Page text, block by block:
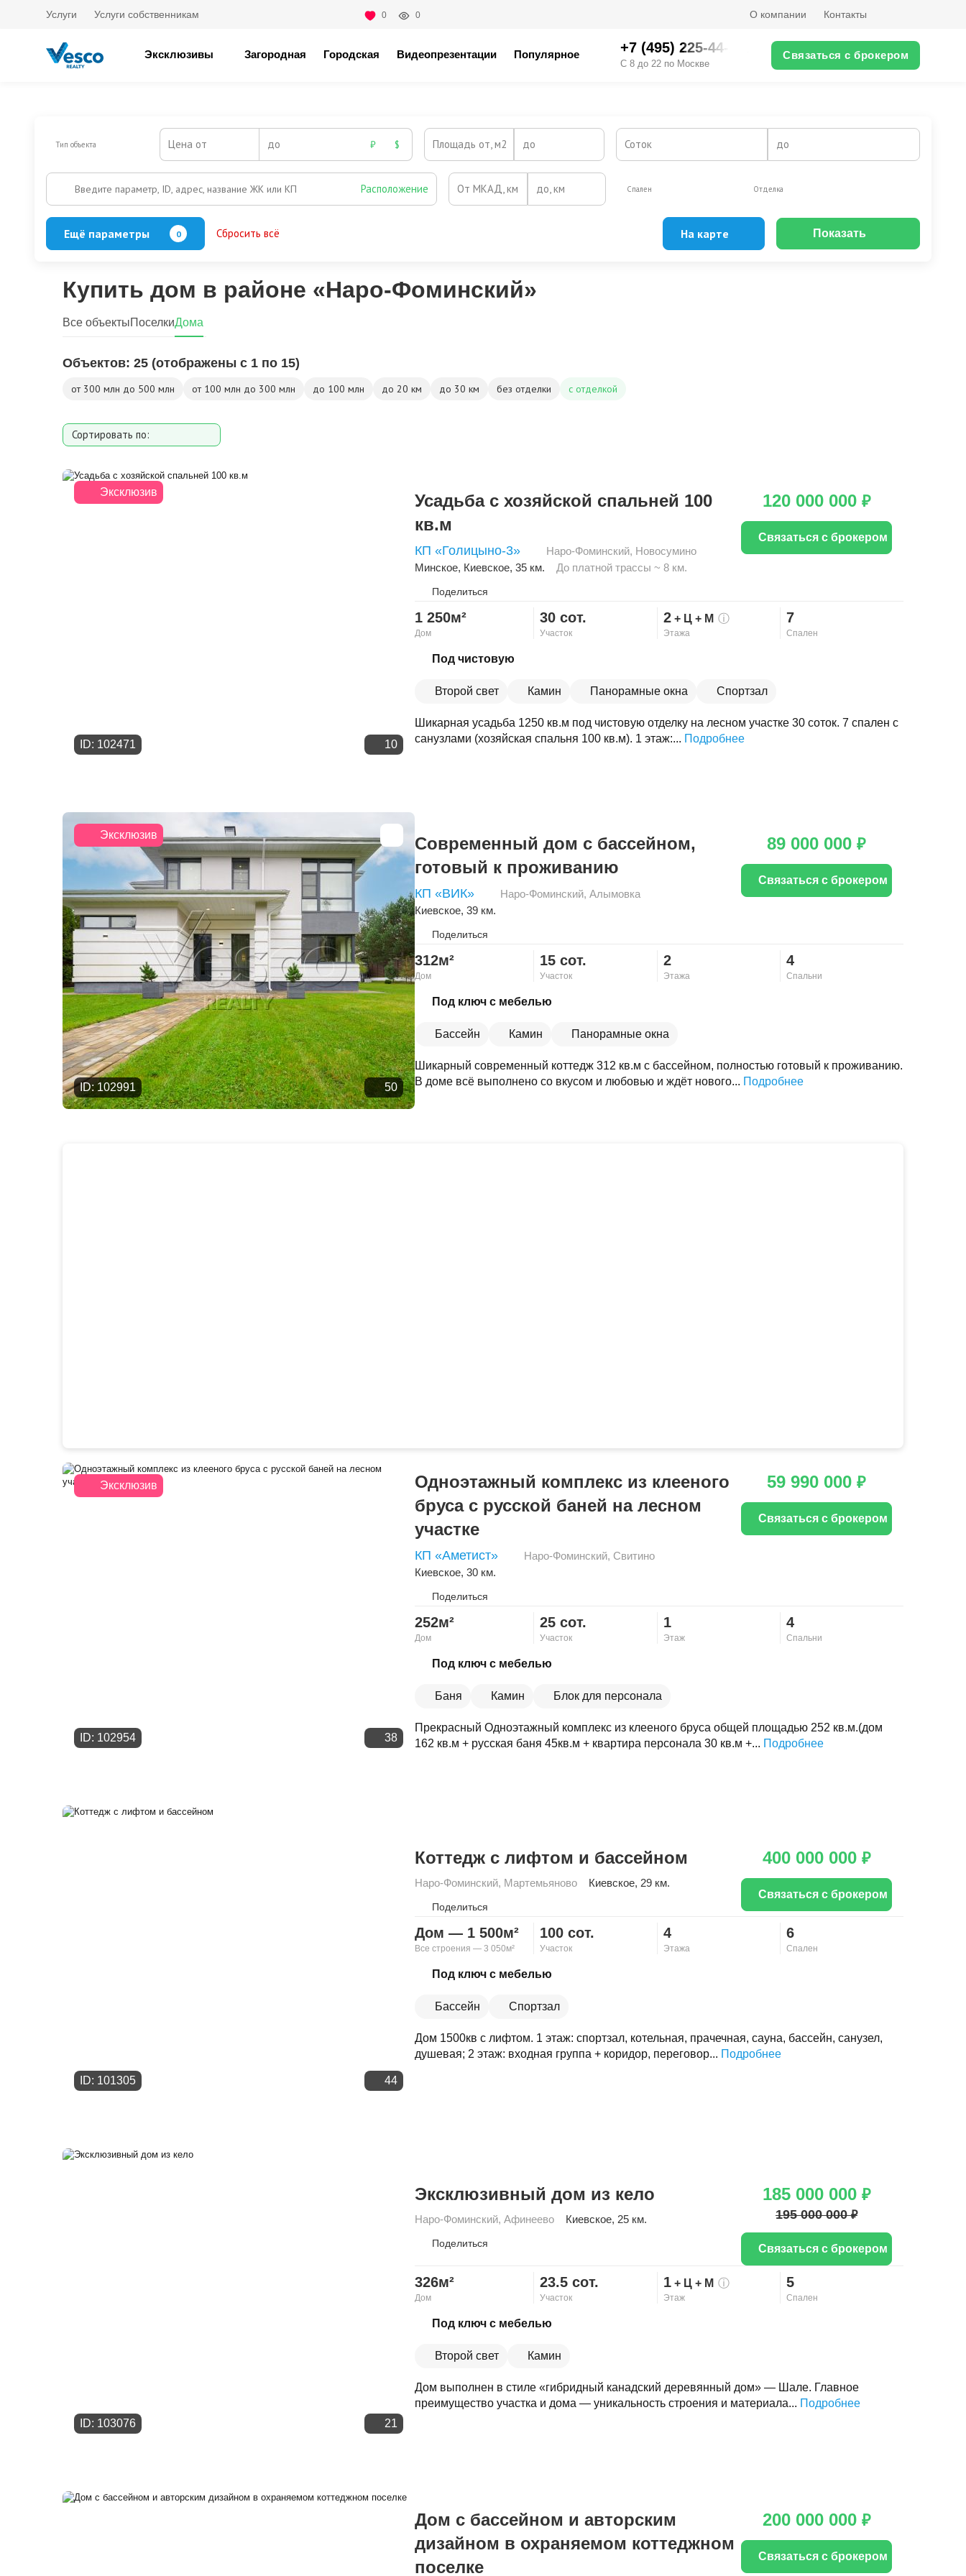
Услуги Услуги собственникам 0 0 О компании Контакты
Эксклюзивы Загородная Городская Видеопрезентации Популярное +7 (495) 225-44-XX
С 8 до 22 по Москве
Связаться с брокером
Тип объекта Цена от до ₽ $ Площадь от, м2 до Соток до
Введите параметр, ID, адрес, название ЖК или КП Расположение От МКАД, км до, км Спален Отделка
Ещё параметры 0 Сбросить всё На карте Показать
Купить дом в районе «Наро-Фоминский»
Объектов: 25 (отображены с 1 по 15)
Все объектыПоселкиДома
от 300 млн до 500 млн от 100 млн до 300 млн до 100 млн до 20 км до 30 км без отделки с отделкой
Сортировать по:
Площади участка
Расстоянию от МКАД
Эксклюзив
ID: 102471 10
Усадьба с хозяйской спальней 100
кв.м
КП «Голицыно-3» Наро-Фоминский, Новосумино
Минское, Киевское, 35 км. До платной трассы ~ 8 км.
Поделиться
1 250м²
Дом
30 сот.
Участок
2+ Ц+ М ⓘ
Этажа
7
Спален
Под чистовую
Второй свет Камин Панорамные окна Спортзал
Шикарная усадьба 1250 кв.м под чистовую отделку на лесном участке 30 соток. 7 спален с
санузлами (хозяйская спальня 100 кв.м). 1 этаж:... Подробнее
120 000 000 ₽
Связаться с брокером
Эксклюзив
ID: 102991 50
Современный дом с бассейном,
готовый к проживанию
КП «ВИК» Наро-Фоминский, Алымовка
Киевское, 39 км.
Поделиться
Скопировать ссылку
312м²
Дом
15 сот.
Участок
2
Этажа
4
Спальни
Под ключ с мебелью
Бассейн Камин Панорамные окна
Шикарный современный коттедж 312 кв.м с бассейном, полностью готовый к проживанию.
В доме всё выполнено со вкусом и любовью и ждёт нового... Подробнее
89 000 000 ₽
Связаться с брокером
Эксклюзив
ID: 102954 38
Одноэтажный комплекс из клееного
бруса с русской баней на лесном
участке
КП «Аметист» Наро-Фоминский, Свитино
Киевское, 30 км.
Поделиться
Скопировать ссылку
252м²
Дом
25 сот.
Участок
1
Этаж
4
Спальни
Под ключ с мебелью
Баня Камин Блок для персонала
Прекрасный Одноэтажный комплекс из клееного бруса общей площадью 252 кв.м.(дом
162 кв.м + русская баня 45кв.м + квартира персонала 30 кв.м +... Подробнее
59 990 000 ₽
Связаться с брокером
ID: 101305 44
Коттедж с лифтом и бассейном
Наро-Фоминский, Мартемьяново Киевское, 29 км.
Поделиться
Скопировать ссылку
Дом — 1 500м²
Все строения — 3 050м²
100 сот.
Участок
4
Этажа
6
Спален
Под ключ с мебелью
Бассейн Спортзал
Дом 1500кв с лифтом. 1 этаж: спортзал, котельная, прачечная, сауна, бассейн, санузел,
душевая; 2 этаж: входная группа + коридор, переговор... Подробнее
400 000 000 ₽
Связаться с брокером
ID: 103076 21
Эксклюзивный дом из кело
Наро-Фоминский, Афинеево Киевское, 25 км.
Поделиться
Скопировать ссылку
326м²
Дом
23.5 сот.
Участок
1+ Ц+ М ⓘ
Этаж
5
Спален
Под ключ с мебелью
Второй свет Камин
Дом выполнен в стиле «гибридный канадский деревянный дом» — Шале. Главное
преимущество участка и дома — уникальность строения и материала... Подробнее
185 000 000 ₽
195 000 000 ₽
Связаться с брокером
Дом с бассейном и авторским
дизайном в охраняемом коттеджном
поселке
200 000 000 ₽
Связаться с брокером